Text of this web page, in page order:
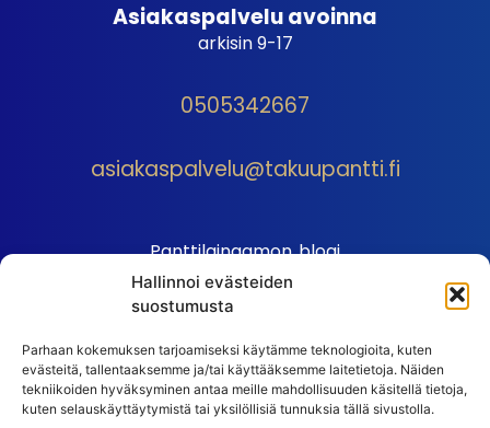
Hallinnoi evästeiden
suostumusta
Parhaan kokemuksen tarjoamiseksi käytämme teknologioita, kuten
evästeitä, tallentaaksemme ja/tai käyttääksemme laitetietoja. Näiden
tekniikoiden hyväksyminen antaa meille mahdollisuuden käsitellä tietoja,
kuten selauskäyttäytymistä tai yksilöllisiä tunnuksia tällä sivustolla.
Asiakaspalvelu avoinna
arkisin 9-17
0505342667
asiakaspalvelu@takuupantti.fi
Panttilainaamon blogi
Palveluhinnasto
Sopimusehdot
Autopantin sopimusehdot
Henkilötiedot